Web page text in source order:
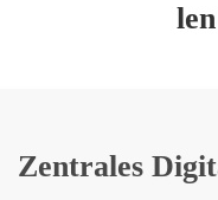
Zen­tra­les